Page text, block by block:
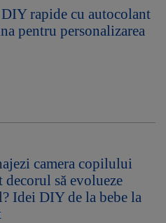
rapide cu autocolant
pentru personalizarea
camera copilului
decorul să evolueze
Idei DIY de la bebe la